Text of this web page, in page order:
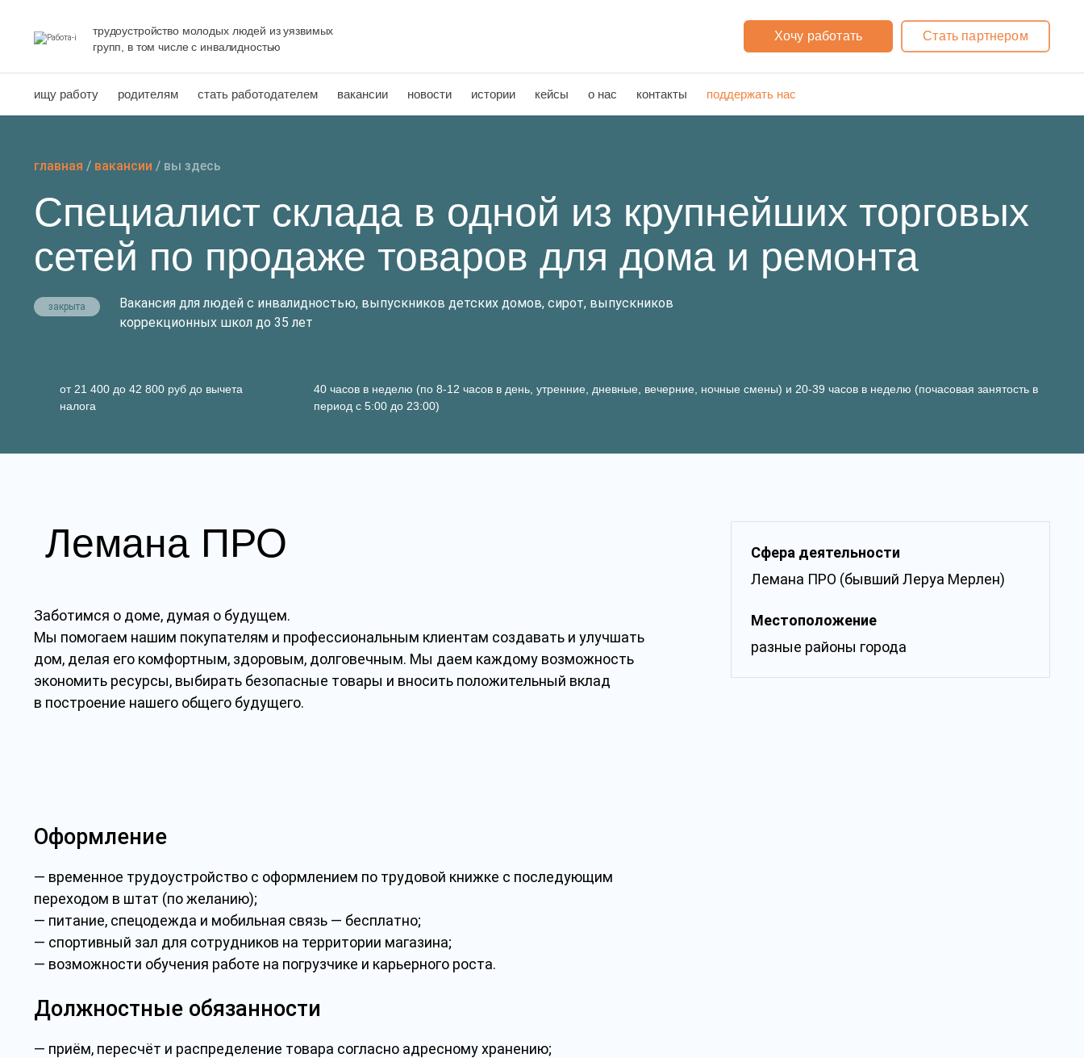
трудоустройство молодых людей из уязвимых
групп, в том числе с инвалидностью
Хочу работать Стать партнером
ищу работу родителям стать работодателем вакансии новости истории кейсы о нас контакты поддержать нас
главная / вакансии / вы здесь
Специалист склада в одной из крупнейших торговых
сетей по продаже товаров для дома и ремонта
закрыта
Вакансия для людей с инвалидностью, выпускников детских домов, сирот, выпускников
коррекционных школ до 35 лет
от 21 400 до 42 800 руб до вычета
налога
40 часов в неделю (по 8-12 часов в день, утренние, дневные, вечерние, ночные смены) и 20-39 часов в неделю (почасовая занятость в
период с 5:00 до 23:00)
Лемана ПРО
Заботимся о доме, думая о будущем.
Мы помогаем нашим покупателям и профессиональным клиентам создавать и улучшать
дом, делая его комфортным, здоровым, долговечным. Мы даем каждому возможность
экономить ресурсы, выбирать безопасные товары и вносить положительный вклад
в построение нашего общего будущего.
Оформление
— временное трудоустройство с оформлением по трудовой книжке с последующим
переходом в штат (по желанию);
— питание, спецодежда и мобильная связь — бесплатно;
— спортивный зал для сотрудников на территории магазина;
— возможности обучения работе на погрузчике и карьерного роста.
Должностные обязанности
— приём, пересчёт и распределение товара согласно адресному хранению;
Сфера деятельности
Лемана ПРО (бывший Леруа Мерлен)
Местоположение
разные районы города